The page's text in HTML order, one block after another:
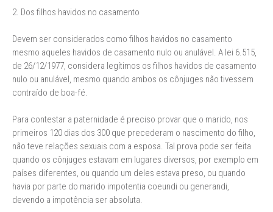
2. Dos filhos havidos no casamento
Devem ser considerados como filhos havidos no casamento
mesmo aqueles havidos de casamento nulo ou anulável. A lei 6.515,
de 26/12/1977, considera legítimos os filhos havidos de casamento
nulo ou anulável, mesmo quando ambos os cônjuges não tivessem
contraído de boa-fé.
Para contestar a paternidade é preciso provar que o marido, nos
primeiros 120 dias dos 300 que precederam o nascimento do filho,
não teve relações sexuais com a esposa. Tal prova pode ser feita
quando os cônjuges estavam em lugares diversos, por exemplo em
países diferentes, ou quando um deles estava preso, ou quando
havia por parte do marido impotentia coeundi ou generandi,
devendo a impotência ser absoluta.